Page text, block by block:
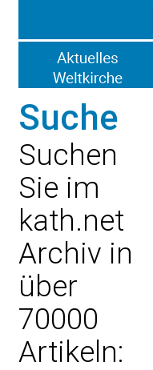
Suche
Suchen
Sie im
kath.net
Archiv in
über
70000
Artikeln: